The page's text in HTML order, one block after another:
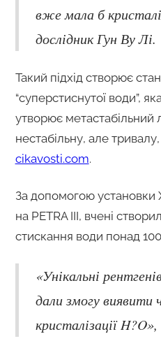
вже мала б
дослідник Гун Ву Лі.
Такий підхід створює
“суперстиснутої води”, яка
утворює метастабільний
нестабільну, але
cikavosti.com.
За допомогою установки
на PETRA III, вчені
стискання води понад
«Унікальні
дали змогу виявити
кристалізації